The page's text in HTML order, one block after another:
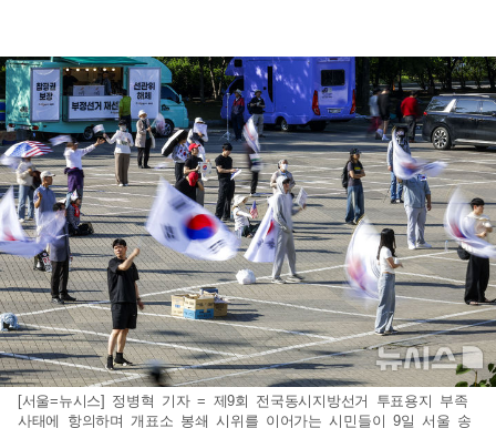
[서울=뉴시스] 정병혁 기자 = 제9회 전국동시지방선거 투표용지 부족
사태에 항의하며 개표소 봉쇄 시위를 이어가는 시민들이 9일 서울 송